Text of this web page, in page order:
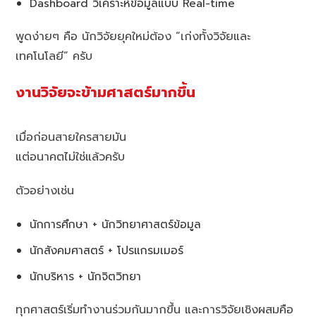
พูดง่ายๆ คือ นักวิจัยยุคใหม่ต้อง “เก่งทั้งวิจัยและ
เทคโนโลยี” ครับ
งานวิจัยจะข้ามศาสตร์มากขึ้น
เมื่อก่อนสายใครสายมัน
แต่อนาคตไม่ใช่แล้วครับ
ตัวอย่างเช่น
นักการศึกษา + นักวิทยาศาสตร์ข้อมูล
นักสังคมศาสตร์ + โปรแกรมเมอร์
นักบริหาร + นักจิตวิทยา
ทุกศาสตร์เริ่มทำงานร่วมกันมากขึ้น และการวิจัยเชิงผสมคือ